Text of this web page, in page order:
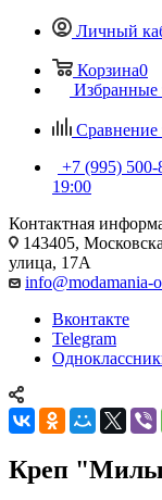
Личный
Корзина0
Избранные
Сравнение
+7 (995) 500-
19:00
Контактная
143405,
улица, 17А
info@modamania-
Вконтакте
Telegram
Креп